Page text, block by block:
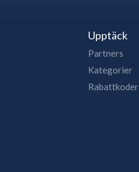
Upptäck
Partners
Kategorier
Rabattkoder